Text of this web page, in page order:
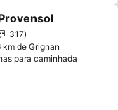
aos favoritos
317
km de Grignan
para caminhada